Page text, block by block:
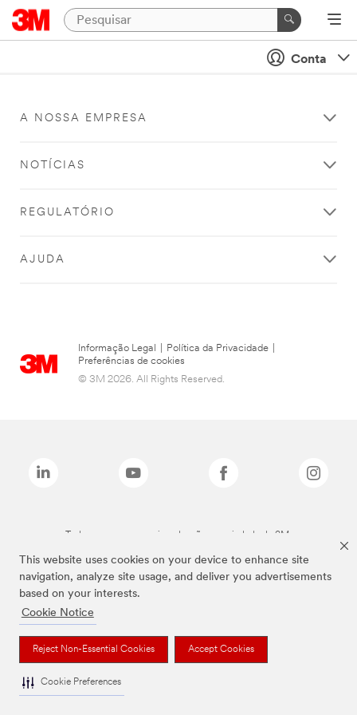
This website uses cookies on your device to enhance site
navigation, analyze site usage, and deliver you advertisements
based on your interests.
Cookie Notice
Reject Non-Essential Cookies Accept Cookies
Cookie Preferences
Conta
A NOSSA EMPRESA
NOTÍCIAS
REGULATÓRIO
AJUDA
Informação Legal Política da Privacidade
Preferências de cookies
© 3M 2026. All Rights Reserved.
Todas as marcas mencionadas são propriedade da 3M.